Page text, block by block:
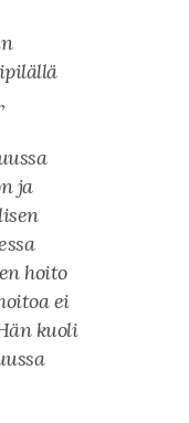
ja
hoito
ei
kuoli